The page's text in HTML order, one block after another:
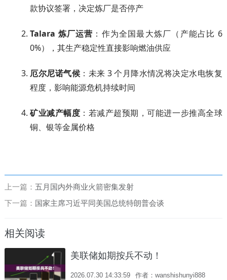
款协议签署，决定炼厂是否停产
Talara 炼厂运营 ：作为全国最大炼厂（产能占比 6
0%），其生产稳定性直接影响燃油供应
厄尔尼诺气候 ：未来 3 个月降水情况将决定水电恢复
程度，影响能源危机持续时间
矿业减产幅度 ：若减产超预期，可能进一步推高全球
铜、银等金属价格
上一篇： 五月国内外商业火箭密集发射
下一篇： 国家主席习近平同美国总统特朗普会谈
相关阅读
美联储如期按兵不动！
2026.07.30 14:33:59 作者：wanshishunyi888